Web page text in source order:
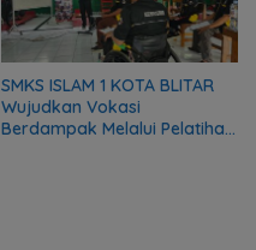
SMKS ISLAM 1 KOTA BLITAR
Wujudkan Vokasi
Berdampak Melalui Pelatihan